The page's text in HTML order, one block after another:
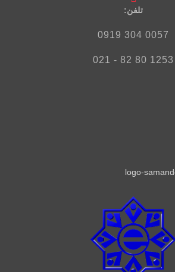
تلفن‌:
0057 304 0919
1253 80 82 - 021